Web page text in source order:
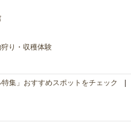
り・収穫体験
集」おすすめスポットをチェック